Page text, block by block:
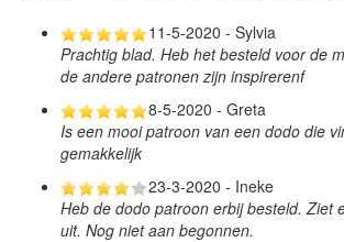
11-5-2020 - Sylvia
Prachtig blad. Heb het besteld voor de
de andere patronen zijn inspirerenf
8-5-2020 - Greta
Is een mooi patroon van een dodo die
gemakkelijk
23-3-2020 - Ineke
Heb de dodo patroon erbij besteld. Ziet
uit. Nog niet aan begonnen.